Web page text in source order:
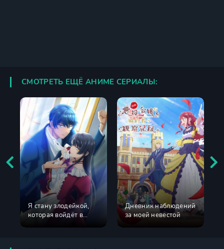
СМОТРЕТЬ ЕЩЁ АНИМЕ СЕРИАЛЫ:
Я стану злодейкой,
которая войдёт в
Дневник наблюдений
за моей невестой